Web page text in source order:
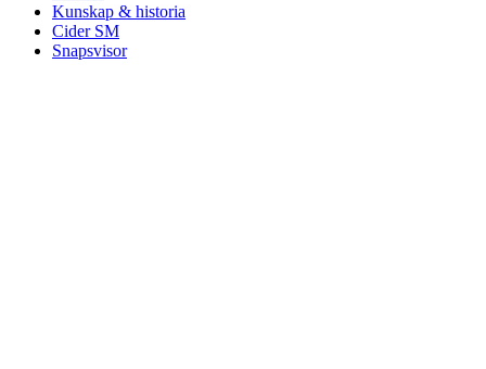
Kunskap & historia
Cider SM
Snapsvisor